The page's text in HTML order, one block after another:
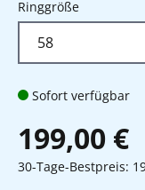
Ringgrößeauswählen
Sofort verfügbar
199,00 €
30-Tage-Bestpreis: